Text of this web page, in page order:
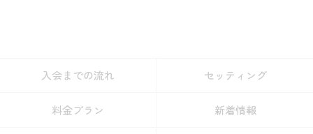
入会までの流れ セッティング
料金プラン 新着情報